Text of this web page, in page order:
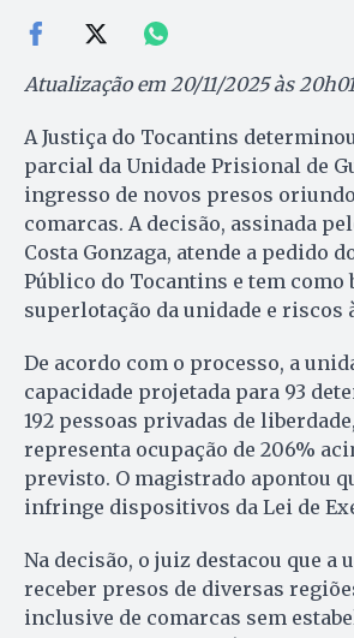
Atualização em 20/11/2025 às 20h01
A Justiça do Tocantins
parcial da Unidade Prisional de
ingresso de novos presos
comarcas. A decisão, assinada
Costa Gonzaga, atende a pedido
Público do Tocantins e tem como
superlotação da unidade e riscos
De acordo com o processo, a
capacidade projetada para 93
192 pessoas privadas de
representa ocupação de 206%
previsto. O magistrado apontou
infringe dispositivos da Lei de
Na decisão, o juiz destacou que a
receber presos de diversas
inclusive de comarcas sem